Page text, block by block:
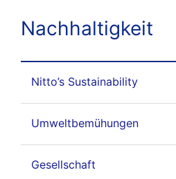
Nachhaltigkeit
Nitto’s Sustainability
Umweltbemühungen
Gesellschaft